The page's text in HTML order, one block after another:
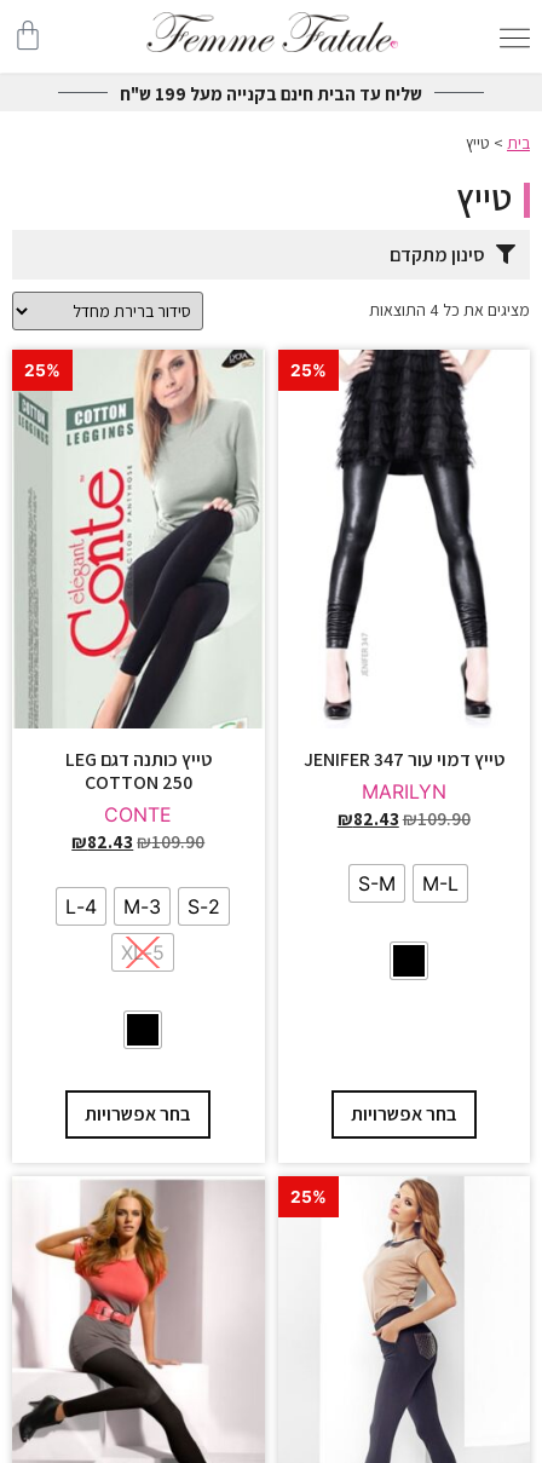
שליח עד הבית חינם בקנייה מעל 199 ש"ח
בית > טייץ
טייץ
סינון מתקדם
מציגים את כל ⁦4⁩ התוצאות
25%
טייץ דמוי עור JENIFER 347
MARILYN
₪109.90
₪82.43
M-L
S-M
בחר אפשרויות
25%
טייץ כותנה דגם LEG
COTTON 250
CONTE
₪109.90
₪82.43
2-S
3-M
4-L
5-XL
בחר אפשרויות
25%